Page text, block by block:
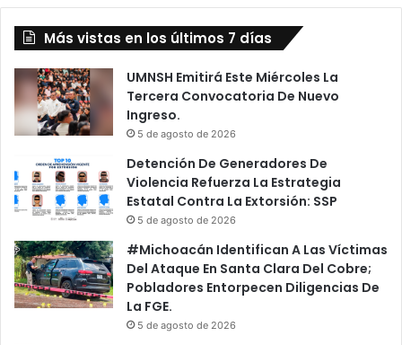
Más vistas en los últimos 7 días
UMNSH Emitirá Este Miércoles La
Tercera Convocatoria De Nuevo
Ingreso.
5 de agosto de 2026
Detención De Generadores De
Violencia Refuerza La Estrategia
Estatal Contra La Extorsión: SSP
5 de agosto de 2026
#Michoacán Identifican A Las Víctimas
Del Ataque En Santa Clara Del Cobre;
Pobladores Entorpecen Diligencias De
La FGE.
5 de agosto de 2026